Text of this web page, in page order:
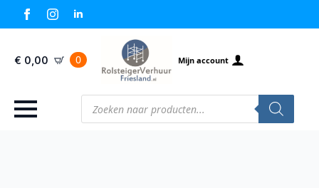
€ 0,00 0 Mijn account
Producten
zoeken